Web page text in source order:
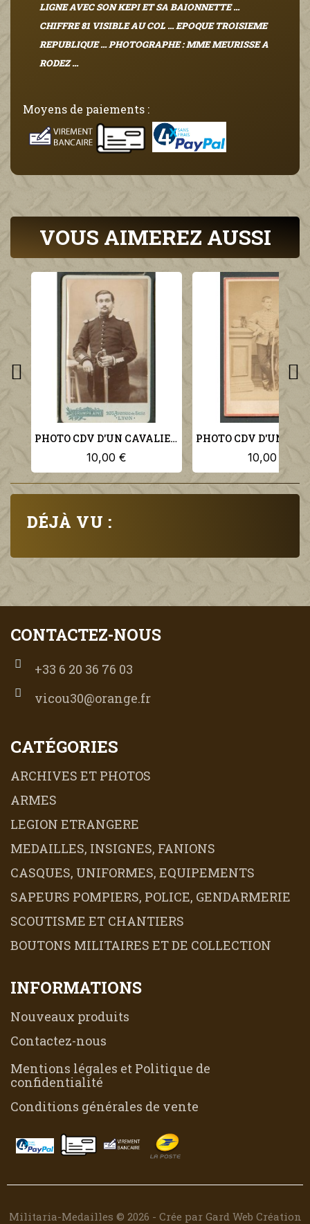
DÉJÀ VU :
LIGNE AVEC SON KEPI ET SA BAIONNETTE ...
CHIFFRE 81 VISIBLE AU COL ... EPOQUE TROISIEME
REPUBLIQUE ... PHOTOGRAPHE : MME MEURISSE A
RODEZ ...
Moyens de paiements :
VOUS AIMEREZ AUSSI
PHOTO CDV D'UN CAVALIER DU 2 ème REGIMENT DE DRAGONS
10,00 € 10,00 €
CONTACTEZ-NOUS
+33 6 20 36 76 03
vicou30@orange.fr
CATÉGORIES
ARCHIVES ET PHOTOS
ARMES
LEGION ETRANGERE
MEDAILLES, INSIGNES, FANIONS
CASQUES, UNIFORMES, EQUIPEMENTS
SAPEURS POMPIERS, POLICE, GENDARMERIE
SCOUTISME ET CHANTIERS
BOUTONS MILITAIRES ET DE COLLECTION
INFORMATIONS
Nouveaux produits
Contactez-nous
Mentions légales et Politique de
confidentialité
Conditions générales de vente
Militaria-Medailles © 2026 - Crée par Gard Web Création